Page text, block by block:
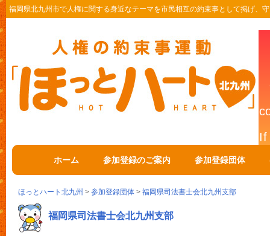
福岡県北九州市で人権に関する身近なテーマを市民相互の約束事として掲げ、
ホーム 参加登録のご案内 参加登録団体
ほっとハート北九州 > 参加登録団体 > 福岡県司法書士会北九州支部
福岡県司法書士会北九州支部